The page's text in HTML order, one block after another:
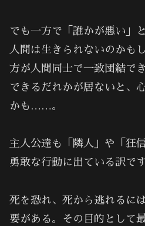
でも一方で「誰かが悪い」
人間は生きられないのかも
方が人間同士で一致団結で
できるだれかが居ないと、
かも……。
主人公達も「隣人」や「狂
勇敢な行動に出ている訳で
死を恐れ、死から逃れるに
要がある。その目的として